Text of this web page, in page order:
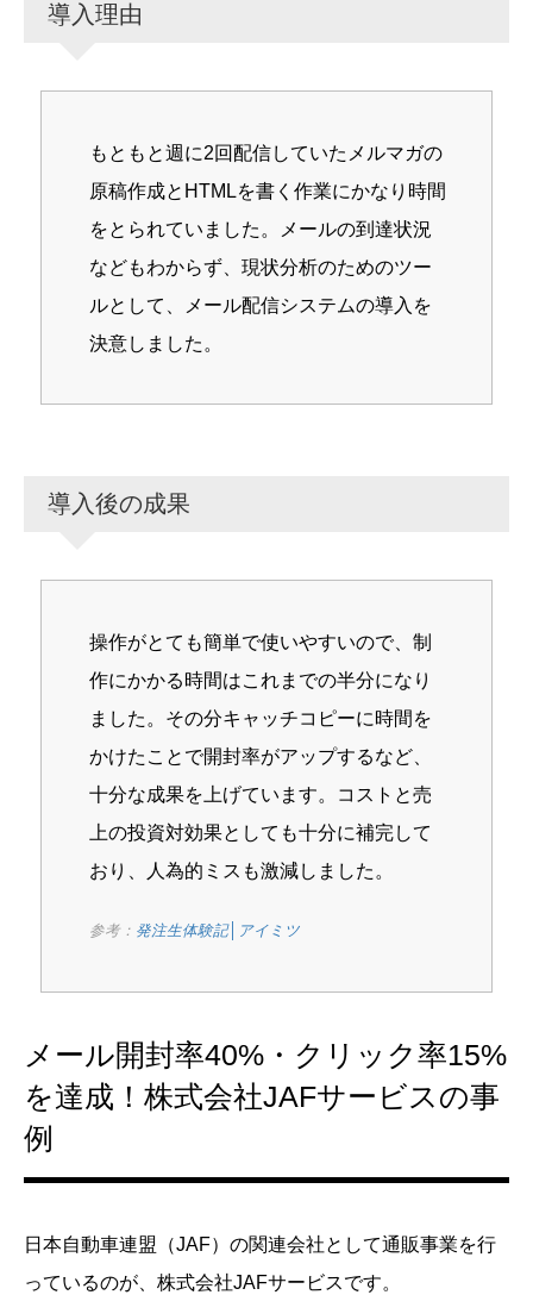
導入理由
もともと週に2回配信していたメルマガの
原稿作成とHTMLを書く作業にかなり時間
をとられていました。メールの到達状況
などもわからず、現状分析のためのツー
ルとして、メール配信システムの導入を
決意しました。
導入後の成果
操作がとても簡単で使いやすいので、制
作にかかる時間はこれまでの半分になり
ました。その分キャッチコピーに時間を
かけたことで開封率がアップするなど、
十分な成果を上げています。コストと売
上の投資対効果としても十分に補完して
おり、人為的ミスも激減しました。
参考： 発注生体験記│アイミツ
メール開封率40%・クリック率15%
を達成！株式会社JAFサービスの事
例
日本自動車連盟（JAF）の関連会社として通販事業を行
っているのが、株式会社JAFサービスです。